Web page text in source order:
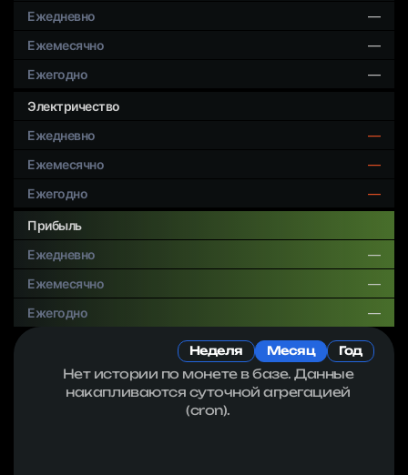
—
—
—
Электричество
—
—
—
Прибыль
—
—
—
Нет истории по монете в базе. Данные
накапливаются суточной агрегацией
(cron).
Неделя Месяц Год